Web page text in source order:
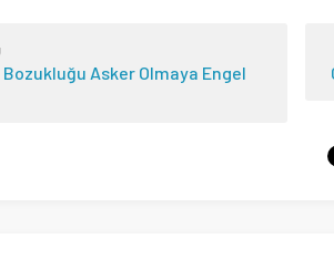
Asker Olmaya Engel